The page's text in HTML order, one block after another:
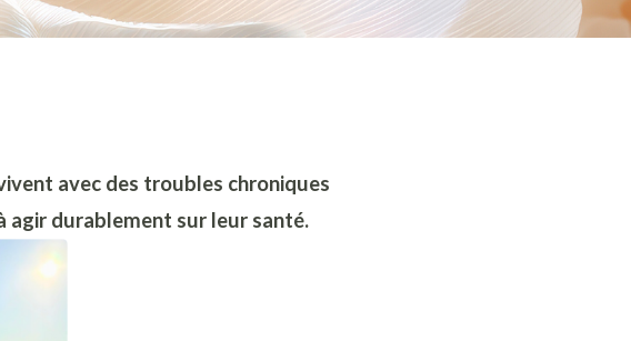
avec des troubles chroniques
agir durablement sur leur santé.